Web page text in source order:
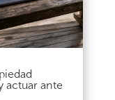
actuar ante